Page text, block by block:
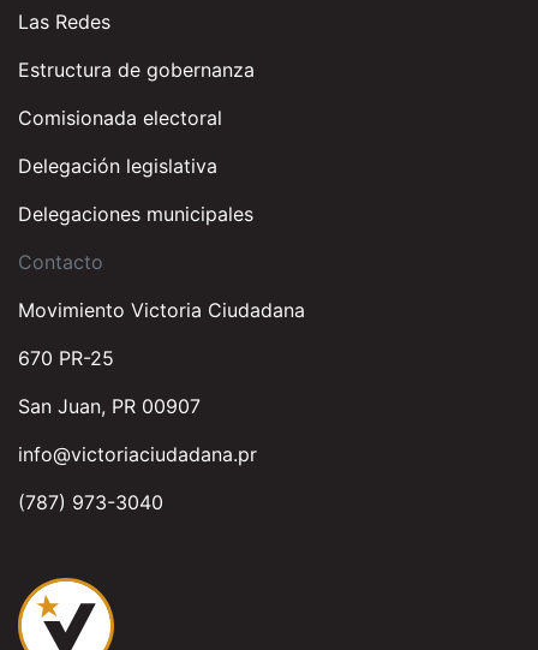
Las Redes
Estructura de gobernanza
Comisionada electoral
Delegación legislativa
Delegaciones municipales
Contacto
Movimiento Victoria Ciudadana
670 PR-25
San Juan, PR 00907
info@victoriaciudadana.pr
(787) 973-3040